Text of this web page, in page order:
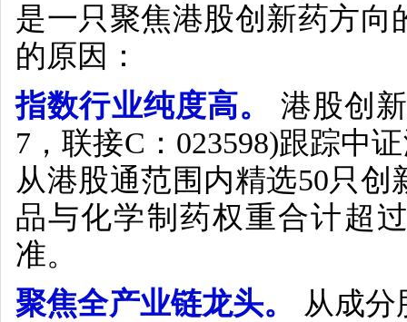
是一只聚焦港股创新药方
的原因：
指数行业纯度高。
港股创
7 ，联接C ： 023598)跟踪中
从港股通范围内精选50只创
品与化学制药权重合计超
准。
聚焦全产业链龙头。
从成